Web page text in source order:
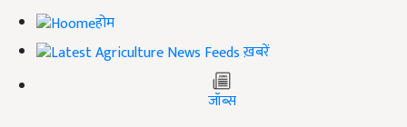
होम
ख़बरें
जॉब्स